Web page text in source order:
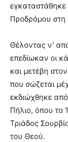
Προδρόμου στη
Θέλοντας ν’
επεδίωκαν οι
και μετέβη
που σώζεται
εκδιώχθηκε
Πήλιο, όπου το
Τριάδος
του Θεού.